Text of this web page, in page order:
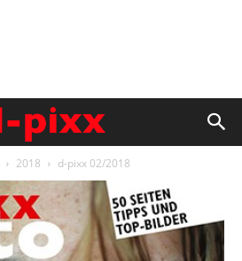
2018 d-pixx 02/2018